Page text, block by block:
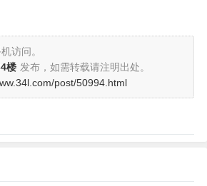
访问。
楼 发布，如需转载请注明出处。
post/50994.html